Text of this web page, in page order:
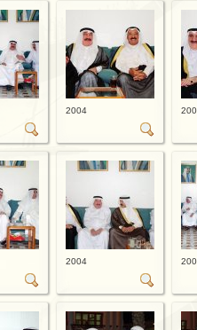
2004
2004